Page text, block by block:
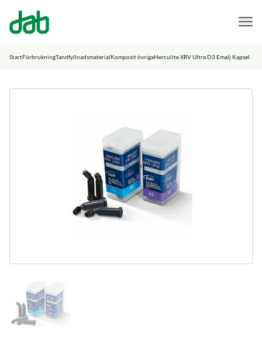
DAB Dental
StartFörbrukningTandfyllnadsmaterialKomposit övrigaHerculite XRV Ultra D3 Emalj Kapsel